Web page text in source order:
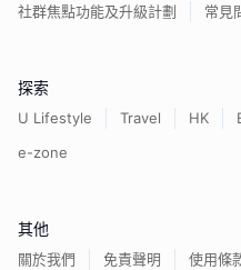
社群焦點功能及升級計劃
常見
探索
U Lifestyle Travel HK
e-zone
其他
關於我們 免責聲明 使用條